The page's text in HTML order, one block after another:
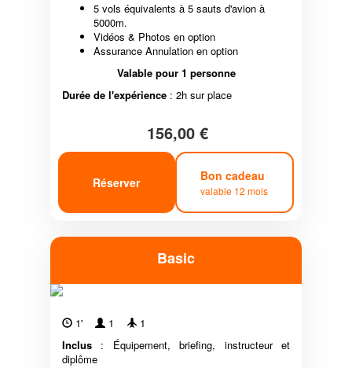
5 vols équivalents à 5 sauts d'avion à
5000m.
Vidéos & Photos en option
Assurance Annulation en option
Valable pour 1 personne
Durée de l'expérience : 2h sur place
156,00 €
Réserver Bon cadeau
valable 12 mois
Basic
1' 1
1
Inclus : Équipement, briefing, instructeur et
diplôme